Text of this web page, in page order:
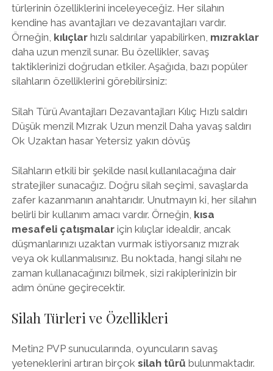
türlerinin özelliklerini inceleyeceğiz. Her silahın
kendine has avantajları ve dezavantajları vardır.
Örneğin, kılıçlarhızlı saldırılar yapabilirken, mızraklar
daha uzun menzil sunar. Bu özellikler, savaş
taktiklerinizi doğrudan etkiler. Aşağıda, bazı popüler
silahların özelliklerini görebilirsiniz:
Silah Türü Avantajları Dezavantajları Kılıç Hızlı saldırı
Düşük menzil Mızrak Uzun menzil Daha yavaş saldırı
Ok Uzaktan hasar Yetersiz yakın dövüş
Silahların etkili bir şekilde nasıl kullanılacağına dair
stratejiler sunacağız. Doğru silah seçimi, savaşlarda
zafer kazanmanın anahtarıdır. Unutmayın ki, her silahın
belirli bir kullanım amacı vardır. Örneğin, kısa
mesafeli çatışmalariçin kılıçlar idealdir, ancak
düşmanlarınızı uzaktan vurmak istiyorsanız mızrak
veya ok kullanmalısınız. Bu noktada, hangi silahı ne
zaman kullanacağınızı bilmek, sizi rakiplerinizin bir
adım önüne geçirecektir.
Silah Türleri ve Özellikleri
Metin2 PVP sunucularında, oyuncuların savaş
yeteneklerini artıran birçok silah türü bulunmaktadır.